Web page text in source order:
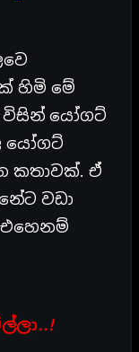
හිමි මේ
යෝගට්
යෝගට්
කතාවක්. ඒ
වඩා